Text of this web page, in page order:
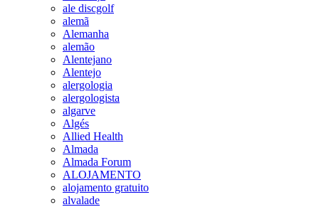
ale discgolf
alemã
Alemanha
alemão
Alentejano
Alentejo
alergologia
alergologista
algarve
Algés
Allied Health
Almada
Almada Forum
ALOJAMENTO
alojamento gratuito
alvalade